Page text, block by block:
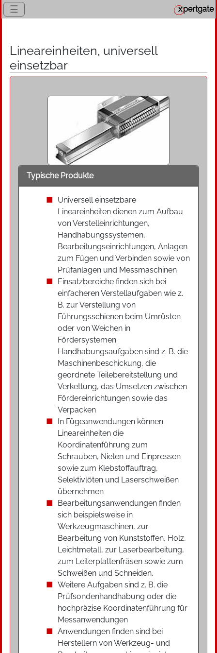
☰ xpertgate
Lineareinheiten, universell
einsetzbar
Typische Produkte
Universell einsetzbare
Lineareinheiten dienen zum Aufbau
von Verstelleinrichtungen,
Handhabungssystemen,
Bearbeitungseinrichtungen, Anlagen
zum Fügen und Verbinden sowie von
Prüfanlagen und Messmaschinen
Einsatzbereiche finden sich bei
einfacheren Verstellaufgaben wie z.
B. zur Verstellung von
Führungsschienen beim Umrüsten
oder von Weichen in
Fördersystemen.
Handhabungsaufgaben sind z. B. die
Maschinenbeschickung, die
geordnete Teilebereitstellung und
Verkettung, das Umsetzen zwischen
Fördereinrichtungen sowie das
Verpacken
In Fügeanwendungen können
Lineareinheiten die
Koordinatenführung zum
Schrauben, Nieten und Einpressen
sowie zum Klebstoffauftrag,
Selektivlöten und Laserschweißen
übernehmen
Bearbeitungsanwendungen finden
sich beispielsweise in
Werkzeugmaschinen, zur
Bearbeitung von Kunststoffen, Holz,
Leichtmetall, zur Laserbearbeitung,
zum Leiterplattenfräsen sowie zum
Schweißen und Schneiden.
Weitere Aufgaben sind z. B. die
Prüfsondenhandhabung oder die
hochpräzise Koordinatenführung für
Messanwendungen
Anwendungen finden sind bei
Herstellern von Werkzeug- und